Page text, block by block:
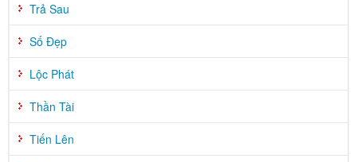
Trả Sau
Số Đẹp
Lộc Phát
Thần Tài
Tiến Lên